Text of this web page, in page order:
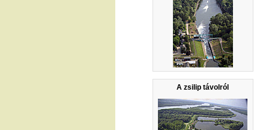
A zsilip távolról